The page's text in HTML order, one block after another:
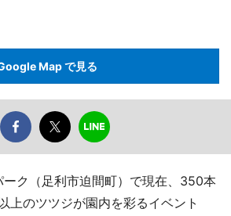
Map で見る
ク（足利市迫間町）で現在、350本
上のツツジが園内を彩るイベント